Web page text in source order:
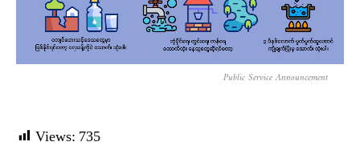
Public Service Announcement
Views: 735